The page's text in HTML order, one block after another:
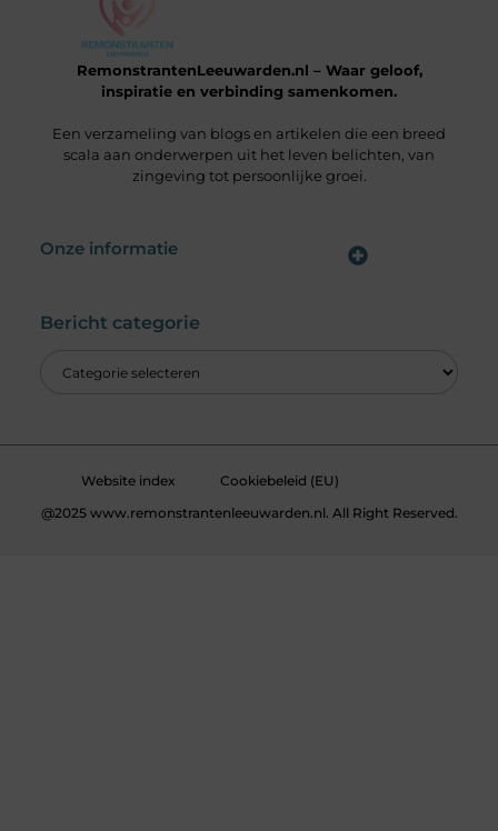
RemonstrantenLeeuwarden.nl – Waar geloof,
inspiratie en verbinding samenkomen.
Een verzameling van blogs en artikelen die een breed
scala aan onderwerpen uit het leven belichten, van
zingeving tot persoonlijke groei.
Onze informatie
Bericht categorie
Website index
Cookiebeleid (EU)
@2025 www.remonstrantenleeuwarden.nl. All Right Reserved.